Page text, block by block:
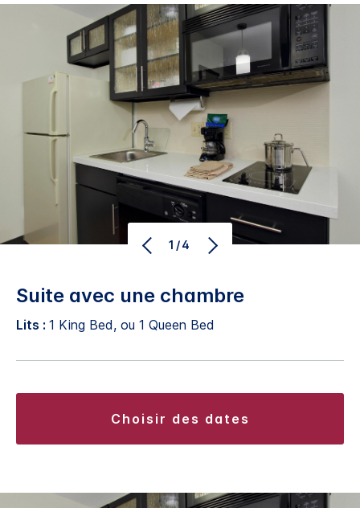
1/4
Suite avec une chambre
Lits : 1 King Bed, ou 1 Queen Bed
choisir des dates